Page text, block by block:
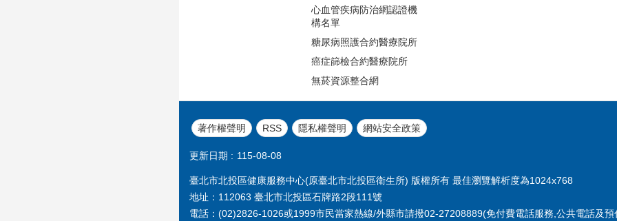
心血管疾病防治網認證機
構名單
糖尿病照護合約醫療院所
癌症篩檢合約醫療院所
無菸資源整合網
著作權聲明 RSS 隱私權聲明 網站安全政策
更新日期 115-08-08
臺北市北投區健康服務中心(原臺北市北投區衛生所) 版權所有 最佳瀏覽解析度為1024x768
地址：112063 臺北市北投區石牌路2段111號
電話：(02)2826-1026或1999市民當家熱線/外縣市請撥02-27208889(免付費電話服務,公共電話及預